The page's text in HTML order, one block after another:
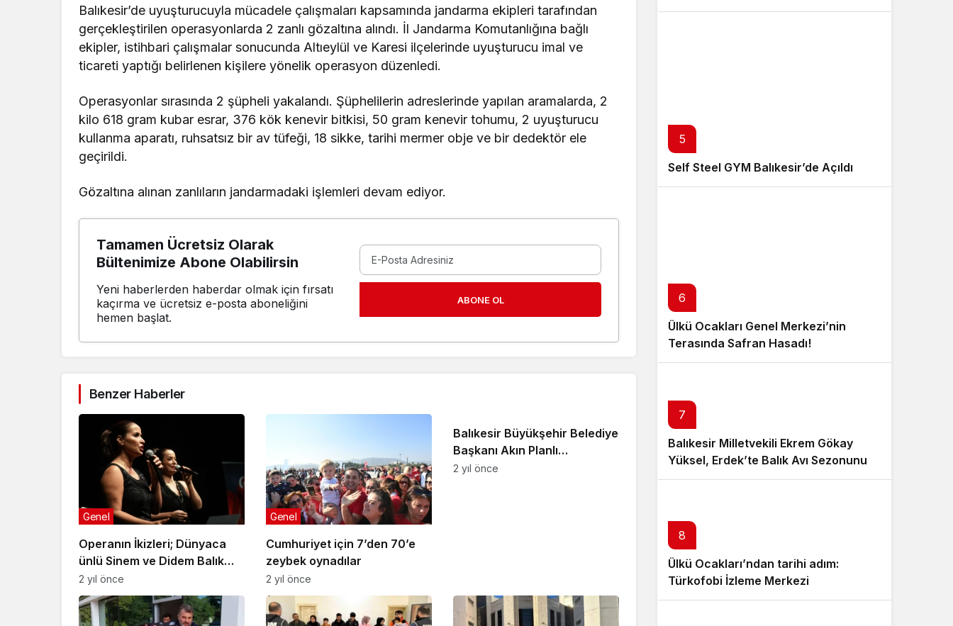
Balıkesir’de uyuşturucuyla mücadele çalışmaları kapsamında jandarma ekipleri tarafından
gerçekleştirilen operasyonlarda 2 zanlı gözaltına alındı. İl Jandarma Komutanlığına bağlı
ekipler, istihbari çalışmalar sonucunda Altıeylül ve Karesi ilçelerinde uyuşturucu imal ve
ticareti yaptığı belirlenen kişilere yönelik operasyon düzenledi.
Operasyonlar sırasında 2 şüpheli yakalandı. Şüphelilerin adreslerinde yapılan aramalarda, 2
kilo 618 gram kubar esrar, 376 kök kenevir bitkisi, 50 gram kenevir tohumu, 2 uyuşturucu
kullanma aparatı, ruhsatsız bir av tüfeği, 18 sikke, tarihi mermer obje ve bir dedektör ele
geçirildi.
Gözaltına alınan zanlıların jandarmadaki işlemleri devam ediyor.
Tamamen Ücretsiz Olarak
Bültenimize Abone Olabilirsin
Yeni haberlerden haberdar olmak için fırsatı
kaçırma ve ücretsiz e-posta aboneliğini
hemen başlat.
ABONE OL
Benzer Haberler
Operanın İkizleri; Dünyaca
ünlü Sinem ve Didem Balık
Cumhuriyet için söyledi
Genel
2 yıl önce
Cumhuriyet için 7’den 70’e
zeybek oynadılar
Genel
2 yıl önce
Balıkesir Büyükşehir Belediye
Başkanı Akın Planlı
çalışmayla 200 milyon
2 yıl önce
5
Self Steel GYM Balıkesir’de Açıldı
6
Ülkü Ocakları Genel Merkezi’nin
Terasında Safran Hasadı!
7
Balıkesir Milletvekili Ekrem Gökay
Yüksel, Erdek’te Balık Avı Sezonunu
“Vira Bismillah” ile Açtı
8
Ülkü Ocakları’ndan tarihi adım:
Türkofobi İzleme Merkezi